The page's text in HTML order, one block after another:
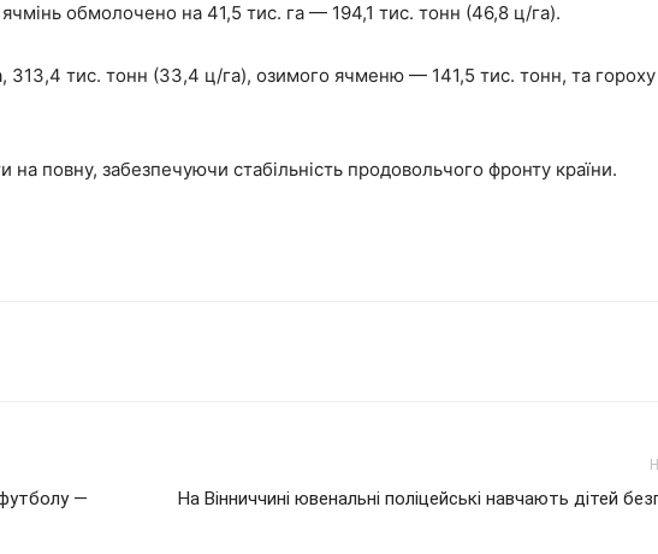
обмолочено на 41,5 тис. га — 194,1 тис. тонн (46,8 ц/га).
313,4 тис. тонн (33,4 ц/га), озимого ячменю — 141,5 тис. тонн, та
повну, забезпечуючи стабільність продовольчого фронту країни.
—
На Вінниччині ювенальні поліцейські навчають дітей